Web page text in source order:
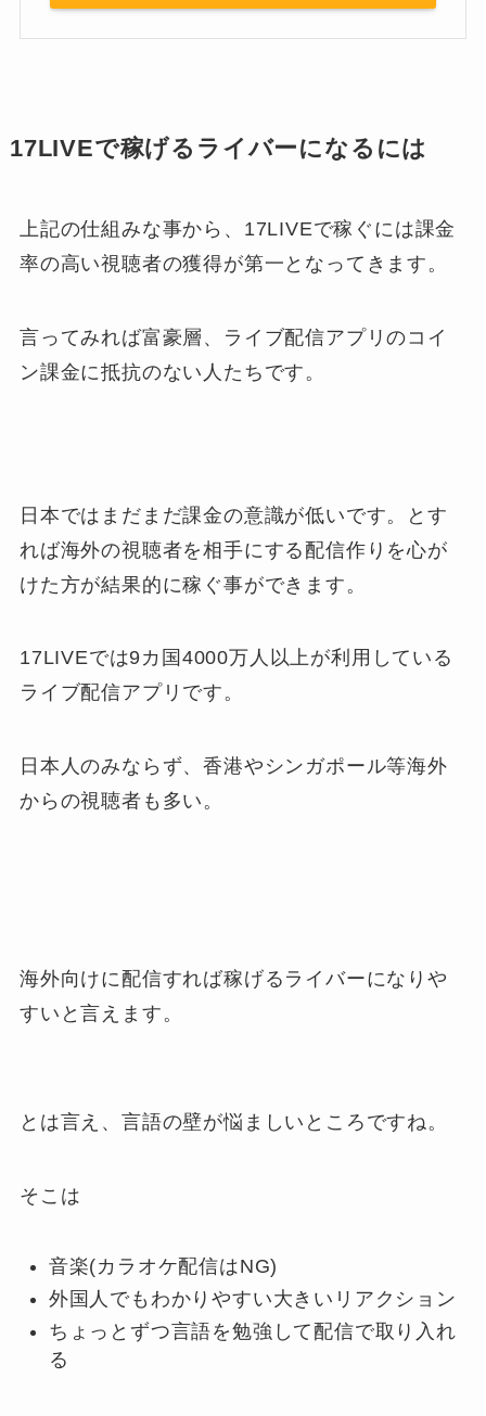
17LIVEで稼げるライバーになるには
上記の仕組みな事から、17LIVEで稼ぐには課金
率の高い視聴者の獲得が第一となってきます。
言ってみれば富豪層、ライブ配信アプリのコイ
ン課金に抵抗のない人たちです。
日本ではまだまだ課金の意識が低いです。とす
れば海外の視聴者を相手にする配信作りを心が
けた方が結果的に稼ぐ事ができます。
17LIVEでは9カ国4000万人以上が利用している
ライブ配信アプリです。
日本人のみならず、香港やシンガポール等海外
からの視聴者も多い。
海外向けに配信すれば稼げるライバーになりや
すいと言えます。
とは言え、言語の壁が悩ましいところですね。
そこは
音楽(カラオケ配信はNG)
外国人でもわかりやすい大きいリアクション
ちょっとずつ言語を勉強して配信で取り入れ
る